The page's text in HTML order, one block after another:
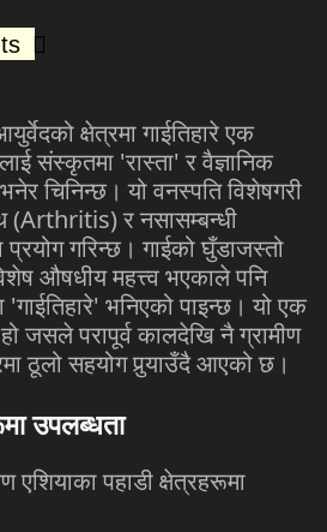
क्षेत्रमा गाईतिहारे एक
संस्कृतमा 'रास्ता' र वैज्ञानिक
भनेर चिनिन्छ। यो वनस्पति विशेषगरी
(Arthritis) र नसासम्बन्धी
गरिन्छ। गाईको घुँडाजस्तो
औषधीय महत्त्व भएकाले पनि
'गाईतिहारे' भनिएको पाइन्छ। यो एक
जसले परापूर्व कालदेखि नै ग्रामीण
ठूलो सहयोग पुर्‍याउँदै आएको छ।
उपलब्धता
एशियाका पहाडी क्षेत्रहरूमा